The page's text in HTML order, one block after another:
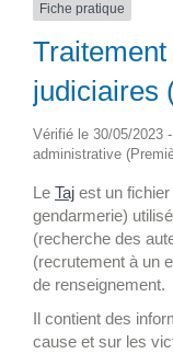
Fiche pratique
judiciaires
Vérifié le 30/05/2023
administrative
Le Taj est un
gendarmerie)
(recherche des
(recrutement à un
de renseignement.
Il contient des
cause et sur les